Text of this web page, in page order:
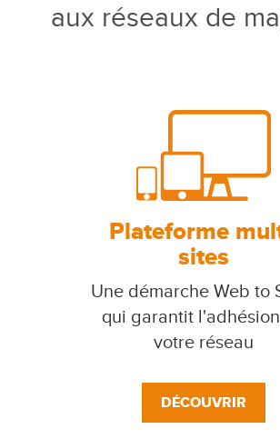
aux réseaux de
Plateforme
sites
Une démarche Web to
qui garantit
votre réseau
DÉCOUVRIR